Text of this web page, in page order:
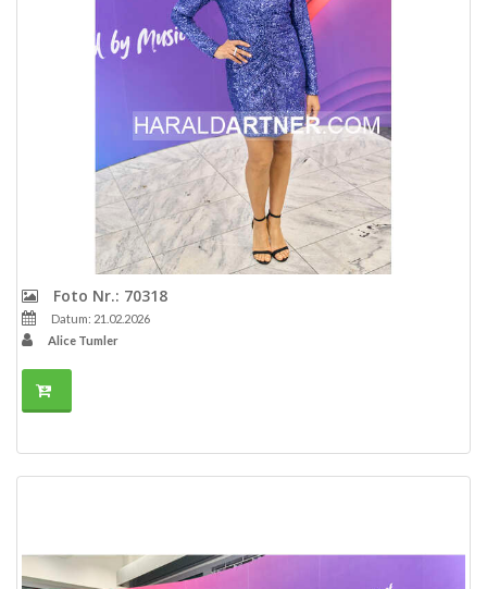
Foto Nr.: 70318
Datum: 21.02.2026
Alice Tumler